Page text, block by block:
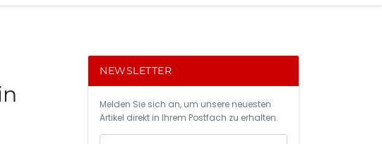
NEWSLETTER
Melden Sie sich an, um unsere neuesten
Artikel direkt in Ihrem Postfach zu erhalten.